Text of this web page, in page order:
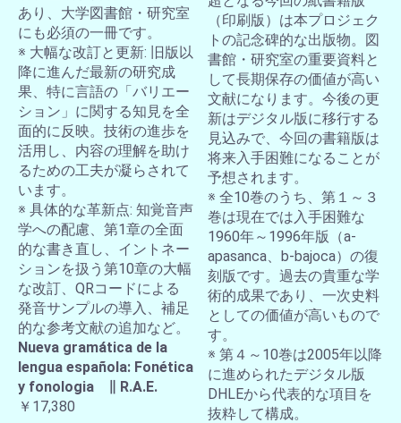
あり、大学図書館・研究室
にも必須の一冊です。
※ 大幅な改訂と更新: 旧版以
降に進んだ最新の研究成
果、特に言語の「バリエー
ション」に関する知見を全
面的に反映。技術の進歩を
活用し、内容の理解を助け
るための工夫が凝らされて
います。
※ 具体的な革新点: 知覚音声
学への配慮、第1章の全面
的な書き直し、イントネー
ションを扱う第10章の大幅
な改訂、QRコードによる
発音サンプルの導入、補足
的な参考文献の追加など。
Nueva gramática de la
lengua española: Fonética
y fonologia ∥ R.A.E.
￥17,380
（印刷版）は本プロジェク
トの記念碑的な出版物。図
書館・研究室の重要資料と
して長期保存の価値が高い
文献になります。今後の更
新はデジタル版に移行する
見込みで、今回の書籍版は
将来入手困難になることが
予想されます。
※ 全10巻のうち、第１～３
巻は現在では入手困難な
1960年～1996年版（a-
apasanca、b-bajoca）の復
刻版です。過去の貴重な学
術的成果であり、一次史料
としての価値が高いもので
す。
※ 第４～10巻は2005年以降
に進められたデジタル版
DHLEから代表的な項目を
抜粋して構成。